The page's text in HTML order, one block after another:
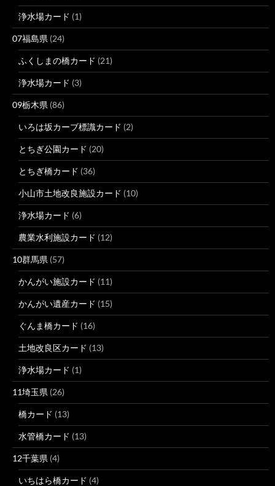
浄水場カード (1)
07福島県 (24)
ふくしまの橋カード (21)
浄水場カード (3)
09栃木県 (86)
いろは坂カーブ標識カード (2)
とちぎ公園カード (20)
とちぎ橋カード (36)
小山市土地改良施設カード (10)
浄水場カード (6)
農業水利施設カード (12)
10群馬県 (57)
かんがい施設カード (11)
かんがい遺産カード (15)
ぐんま橋カード (16)
土地改良区カード (13)
浄水場カード (1)
11埼玉県 (26)
橋カード (13)
水管橋カード (13)
12千葉県 (4)
いちはら橋カード (4)